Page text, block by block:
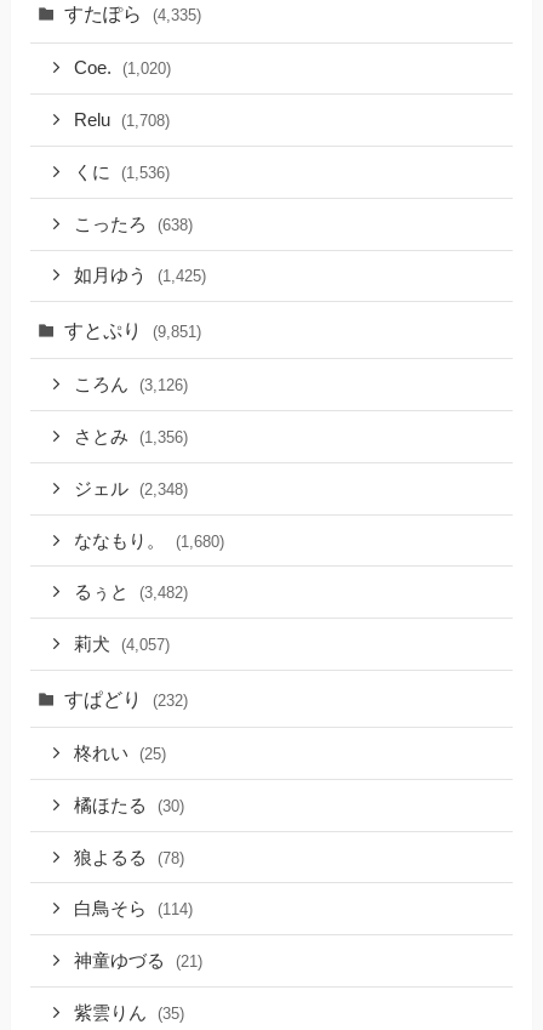
すたぽら (4,335)
Coe. (1,020)
Relu (1,708)
くに (1,536)
こったろ (638)
如月ゆう (1,425)
すとぷり (9,851)
ころん (3,126)
さとみ (1,356)
ジェル (2,348)
ななもり。 (1,680)
るぅと (3,482)
莉犬 (4,057)
すぱどり (232)
柊れい (25)
橘ほたる (30)
狼よるる (78)
白鳥そら (114)
神童ゆづる (21)
紫雲りん (35)